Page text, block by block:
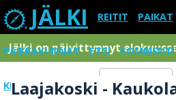
JÄLKI REITIT PAIKAT
PAIKKAKUNNAT ETSI
KIRJAUDU SISÄÄN Menu
Jälki on päivittynnyt
Laajakoski -